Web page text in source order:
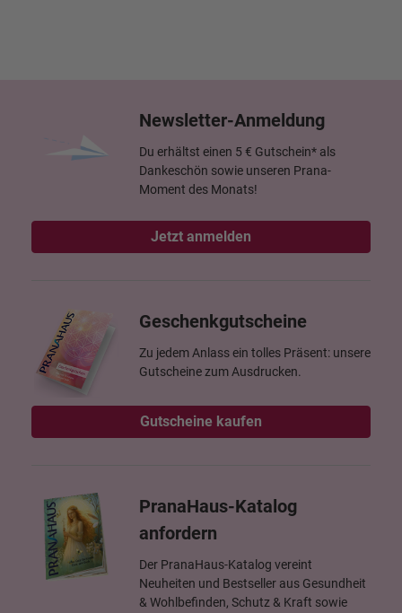
Newsletter-Anmeldung
Du erhältst einen 5 € Gutschein* als
Dankeschön sowie unseren Prana-
Moment des Monats!
Jetzt anmelden
Geschenkgutscheine
Zu jedem Anlass ein tolles Präsent: unsere
Gutscheine zum Ausdrucken.
Gutscheine kaufen
PranaHaus-Katalog
anfordern
Der PranaHaus-Katalog vereint
Neuheiten und Bestseller aus Gesundheit
& Wohlbefinden, Schutz & Kraft sowie